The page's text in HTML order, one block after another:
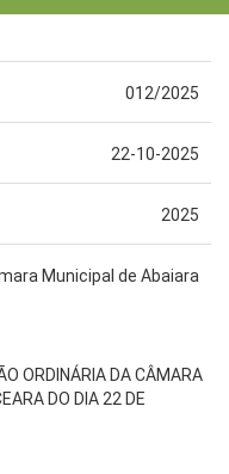
012/2025
22-10-2025
2025
Municipal de Abaiara
ORDINÁRIA DA CÂMARA
DO DIA 22 DE